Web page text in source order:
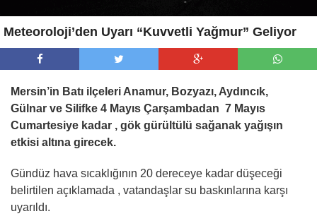
Meteoroloji’den Uyarı “Kuvvetli Yağmur” Geliyor
Mersin’in Batı ilçeleri Anamur, Bozyazı, Aydıncık,
Gülnar ve Silifke 4 Mayıs Çarşambadan 7 Mayıs
Cumartesiye kadar , gök gürültülü sağanak yağışın
etkisi altına girecek.
Gündüz hava sıcaklığının 20 dereceye kadar düşeceği
belirtilen açıklamada , vatandaşlar su baskınlarına karşı
uyarıldı.